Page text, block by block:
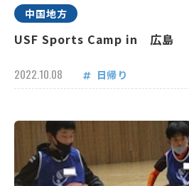
中国地方
USF Sports Camp in 広島
2022.10.08 日帰り